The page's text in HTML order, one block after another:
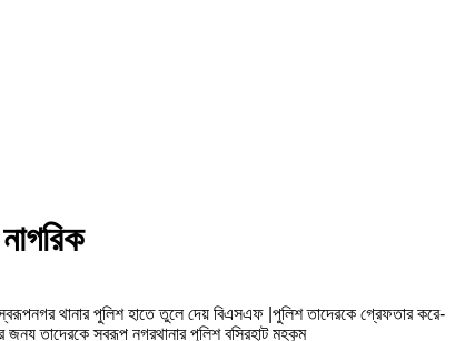
থানার পুলিশ হাতে তুলে দেয় বিএসএফ |পুলিশ তাদেরকে গ্রেফতার করে-
জন্য তাদেরকে স্বরূপ নগরথানার পুলিশ বসিরহাট মহকুম